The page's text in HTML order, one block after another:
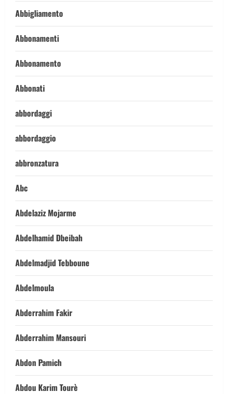
Abbigliamento
Abbonamenti
Abbonamento
Abbonati
abbordaggi
abbordaggio
abbronzatura
Abc
Abdelaziz Mojarme
Abdelhamid Dbeibah
Abdelmadjid Tebboune
Abdelmoula
Abderrahim Fakir
Abderrahim Mansouri
Abdon Pamich
Abdou Karim Tourè